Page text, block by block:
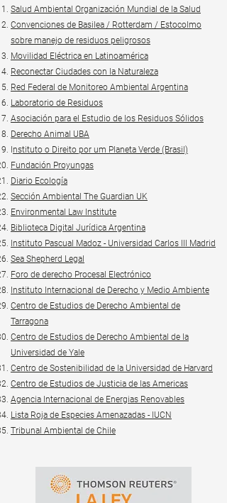
Salud Ambiental Organización Mundial de la Salud
Convenciones de Basilea / Rotterdam / Estocolmo
sobre manejo de residuos peligrosos
Movilidad Eléctrica en Latinoamérica
Reconectar Ciudades con la Naturaleza
Red Federal de Monitoreo Ambiental Argentina
Laboratorio de Residuos
Asociación para el Estudio de los Residuos Sólidos
Derecho Animal UBA
nstituto o Direito por um Planeta Verde (Brasil)
Fundación Proyungas
Diario Ecología
Sección Ambiental The Guardian UK
Environmental Law Institute
Biblioteca Digital Jurídica Argentina
Instituto Pascual Madoz - Universidad Carlos III Madrid
Sea Shepherd Legal
Foro de derecho Procesal Electrónico
Instituto Internacional de Derecho y Medio Ambiente
Centro de Estudios de Derecho Ambiental de
Tarragona
Centro de Estudios de Derecho Ambiental de la
Universidad de Yale
Centro de Sostenibilidad de la Universidad de Harvard
Centro de Estudios de Justicia de las Americas
Agencia Internacional de Energias Renovables
Lista Roja de Especies Amenazadas - IUCN
Tribunal Ambiental de Chile